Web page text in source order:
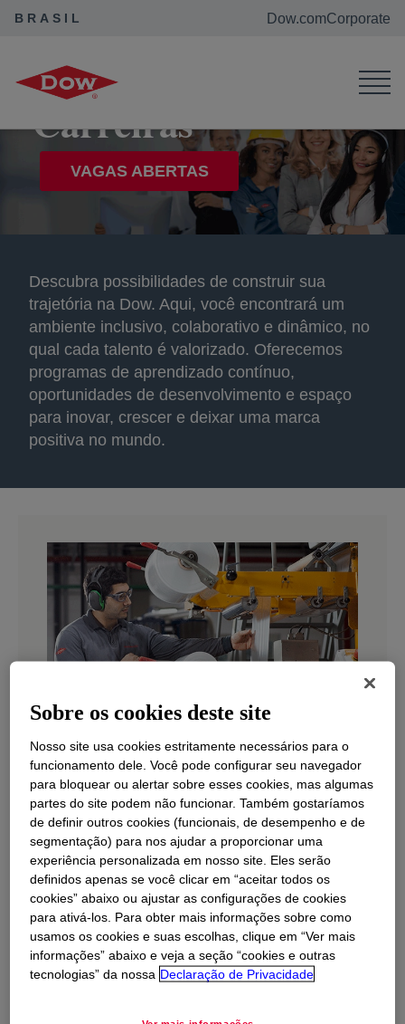
BRASIL Dow.comCorporate
Carreiras
VAGAS ABERTAS
abre em uma nova guia
Descubra possibilidades de construir sua
trajetória na Dow. Aqui, você encontrará um
ambiente inclusivo, colaborativo e dinâmico, no
qual cada talento é valorizado. Oferecemos
programas de aprendizado contínuo,
oportunidades de desenvolvimento e espaço
para inovar, crescer e deixar uma marca
positiva no mundo.
Vagas no Brasil
CONFIRA
Sobre os cookies deste site
Nosso site usa cookies estritamente necessários para o
funcionamento dele. Você pode configurar seu navegador
para bloquear ou alertar sobre esses cookies, mas algumas
partes do site podem não funcionar. Também gostaríamos
de definir outros cookies (funcionais, de desempenho e de
segmentação) para nos ajudar a proporcionar uma
experiência personalizada em nosso site. Eles serão
definidos apenas se você clicar em “aceitar todos os
cookies” abaixo ou ajustar as configurações de cookies
para ativá-los. Para obter mais informações sobre como
usamos os cookies e suas escolhas, clique em “Ver mais
informações” abaixo e veja a seção “cookies e outras
tecnologias” da nossa Declaração de Privacidade